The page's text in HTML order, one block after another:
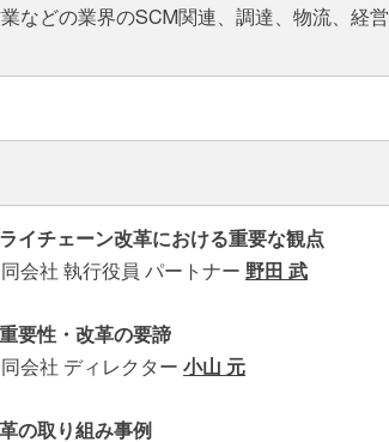
などの業界のSCM関連、調達、物流、経営
イチェーン改革における重要な観点
会社 執行役員 パートナー 野田 武
要性・改革の要諦
会社 ディレクター 小山 元
の取り組み事例